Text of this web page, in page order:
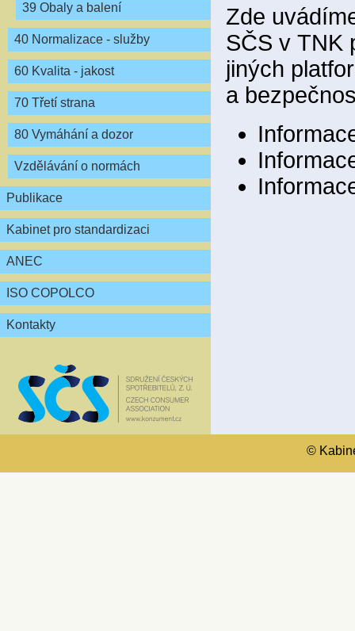
39 Obaly a balení
40 Normalizace - služby
60 Kvalita - jakost
70 Třetí strana
80 Vymáhání a dozor
Vzdělávání o normách
Publikace
Kabinet pro standardizaci
ANEC
ISO COPOLCO
Kontakty
Zde
SČS v TNK
jiných
a
©